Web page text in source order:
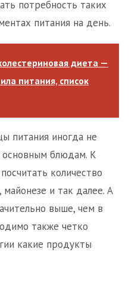
потребность таких
питания на день.
диета —
питания, список
питания иногда не
блюдам. К
количество
майонезе и так далее. А
выше, чем в
также четко
какие продукты